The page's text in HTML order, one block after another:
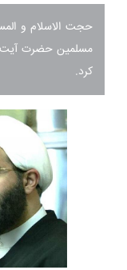
حجت الاسلام و
مسلمین حضرت آیت
کرد.